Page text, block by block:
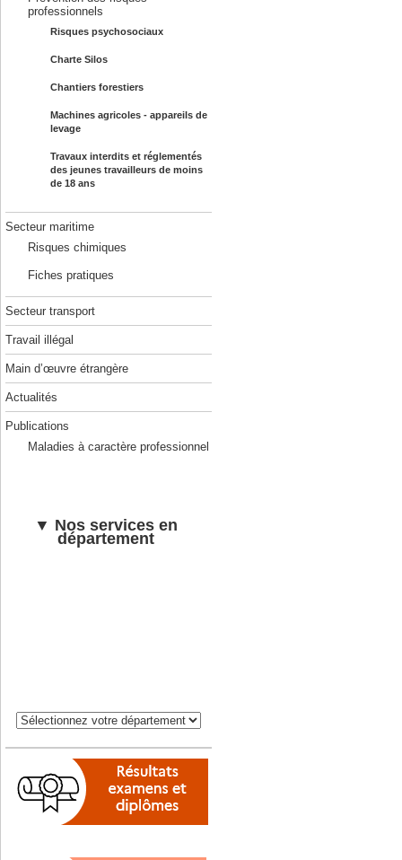
professionnels
Risques psychosociaux
Charte Silos
Chantiers forestiers
Machines agricoles - appareils de
levage
Travaux interdits et réglementés
des jeunes travailleurs de moins
de 18 ans
Secteur maritime
Risques chimiques
Fiches pratiques
Secteur transport
Travail illégal
Main d’œuvre étrangère
Actualités
Publications
Maladies à caractère professionnel
▼ Nos services en
département